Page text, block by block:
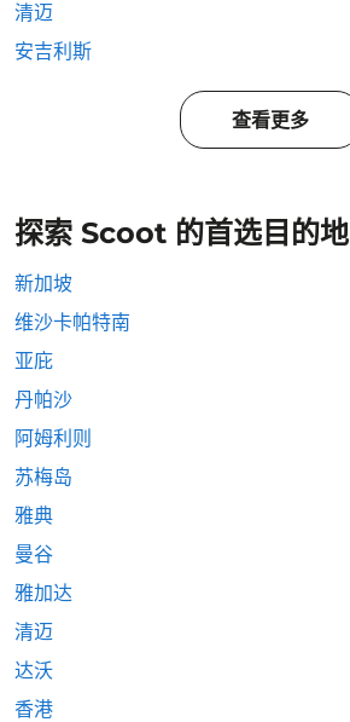
清迈
安吉利斯
查看更多
探索 Scoot 的首选目的地
新加坡
维沙卡帕特南
亚庇
丹帕沙
阿姆利则
苏梅岛
雅典
曼谷
雅加达
清迈
达沃
香港